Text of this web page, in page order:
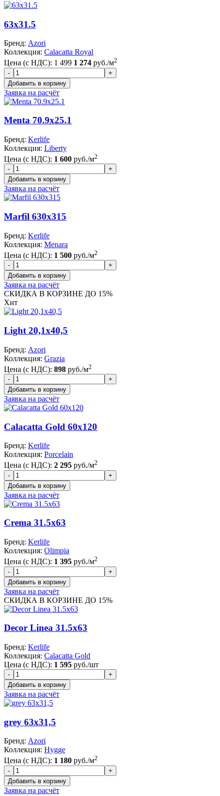
63x31.5
Бренд: Azori
Коллекция: Calacatta Royal
Цена (с НДС): 1 499 1 274 руб./м2
Заявка на расчёт
Menta 70.9x25.1
Бренд: Kerlife
Коллекция: Liberty
Цена (с НДС): 1 600 руб./м2
Заявка на расчёт
Marfil 630x315
Бренд: Kerlife
Коллекция: Menara
Цена (с НДС): 1 500 руб./м2
Заявка на расчёт
СКИДКА В КОРЗИНЕ ДО 15%
Хит
Light 20,1x40,5
Бренд: Azori
Коллекция: Grazia
Цена (с НДС): 898 руб./м2
Заявка на расчёт
Calacatta Gold 60x120
Бренд: Kerlife
Коллекция: Porcelain
Цена (с НДС): 2 295 руб./м2
Заявка на расчёт
Crema 31.5x63
Бренд: Kerlife
Коллекция: Olimpia
Цена (с НДС): 1 395 руб./м2
Заявка на расчёт
СКИДКА В КОРЗИНЕ ДО 15%
Decor Linea 31.5x63
Бренд: Kerlife
Коллекция: Calacatta Gold
Цена (с НДС): 1 595 руб./шт
Заявка на расчёт
grey 63x31,5
Бренд: Azori
Коллекция: Hygge
Цена (с НДС): 1 180 руб./м2
Заявка на расчёт